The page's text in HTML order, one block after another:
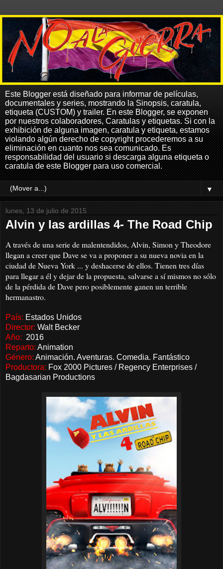
Este Blogger está diseñado para informar de películas,
documentales y series, mostrando la Sinopsis, caratula,
etiqueta (CUSTOM) y trailer. En este Blogger, se exponen
por nuestros colaboradores, Caratulas y etiquetas. Si con la
exhibición de alguna imagen, caratula y etiqueta, estamos
violando algún derecho de copyright procederemos a su
eliminación en cuanto nos sea comunicado. Es
responsabilidad del usuario si descarga alguna etiqueta o
caratula de este Blogger para uso comercial.
▼
lunes, 13 de julio de 2015
Alvin y las ardillas 4- The Road Chip
A través de una serie de malentendidos, Alvin, Simon y Theodore
llegan a creer que Dave se va a proponer a su nueva novia en la
ciudad de Nueva York ... y deshacerse de ellos. Tienen tres días
para llegar a él y dejar de la propuesta, salvarse a sí mismos no sólo
de la pérdida de Dave pero posiblemente ganen un terrible
hermanastro.
País: Estados Unidos
Director: Walt Becker
Año: 2016
Reparto: Animation
Género: Animación. Aventuras. Comedia. Fantástico
Productora: Fox 2000 Pictures / Regency Enterprises /
Bagdasarian Productions